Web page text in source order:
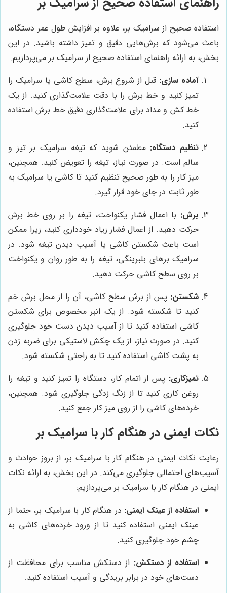
استفاده صحیح از سرامیک بر، علاوه بر افزایش طول عمر دستگاه،
باعث می‌شود که برش‌هایی دقیق و تمیز داشته باشید. در این
بخش، به ارائه راهنمای استفاده صحیح از سرامیک بر می‌پردازیم:
آماده سازی: قبل از شروع برش، سطح کاشی یا سرامیک را
تمیز کنید و خط برش را با دقت علامت‌گذاری کنید. از یک
خط کش و مداد برای علامت‌گذاری دقیق خط برش استفاده
کنید.
تنظیم دستگاه: مطمئن شوید که تیغه سرامیک بر تیز و
سالم است. در صورت نیاز، تیغه را تعویض کنید. همچنین،
میز کار را به طور صحیح تنظیم کنید تا کاشی یا سرامیک به
طور ثابت در جای خود قرار گیرد.
برش: با اعمال فشار یکنواخت، تیغه را بر روی خط برش
حرکت دهید. از اعمال فشار زیاد خودداری کنید، زیرا ممکن
است باعث شکستن کاشی یا آسیب دیدن تیغه شود. در
سرامیک برهای بلبرینگی، تیغه را به طور روان و یکنواخت
بر روی سطح کاشی حرکت دهید.
شکستن: پس از برش سطح کاشی، آن را از محل برش خم
کنید تا شکسته شود. از یک انبر مخصوص برای شکستن
کاشی استفاده کنید تا از آسیب دیدن دست خود جلوگیری
کنید. در صورت نیاز، از یک چکش لاستیکی برای ضربه زدن
به پشت کاشی استفاده کنید تا به راحتی شکسته شود.
تمیزکاری: پس از اتمام کار، دستگاه را تمیز کنید و تیغه را
روغن کاری کنید تا از زنگ زدگی جلوگیری شود. همچنین،
خرده‌های کاشی را از روی میز کار جمع کنید.
نکات ایمنی در هنگام کار با سرامیک بر
رعایت نکات ایمنی در هنگام کار با سرامیک بر، از بروز حوادث و
آسیب‌های احتمالی جلوگیری می‌کند. در این بخش، به ارائه نکات
ایمنی در هنگام کار با سرامیک بر می‌پردازیم:
استفاده از عینک ایمنی: در هنگام کار با سرامیک بر، حتما از
عینک ایمنی استفاده کنید تا از ورود خرده‌های کاشی به
چشم خود جلوگیری کنید.
استفاده از دستکش: از دستکش مناسب برای محافظت از
دست‌های خود در برابر بریدگی و آسیب استفاده کنید.